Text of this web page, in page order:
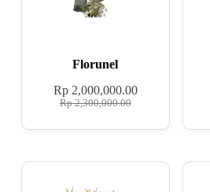
Florunel
Rp2,300,000.00
Rp2,000,000.00